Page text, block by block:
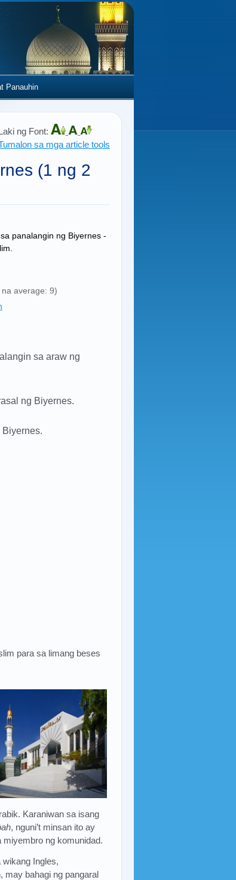
Panauhin
ng Font:
sa mga article tools
(1 ng 2
panalangin ng Biyernes -
average: 9)
sa araw ng
ng Biyernes.
para sa limang beses
Karaniwan sa isang
, nguni’t minsan ito ay
miyembro ng komunidad.
wikang Ingles,
may bahagi ng pangaral